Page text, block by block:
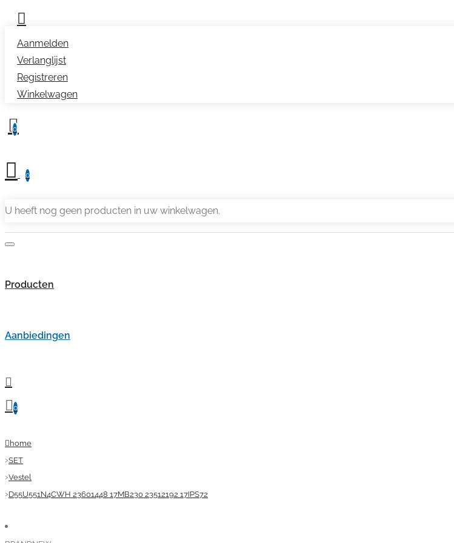
Aanmelden
Verlanglijst
Registreren
Winkelwagen
0
0
U heeft nog geen producten in uw winkelwagen.
Producten
Aanbiedingen
0
home
SET
Vestel
D55U551N4CWH 23601448 17MB230 23512192 17IPS72